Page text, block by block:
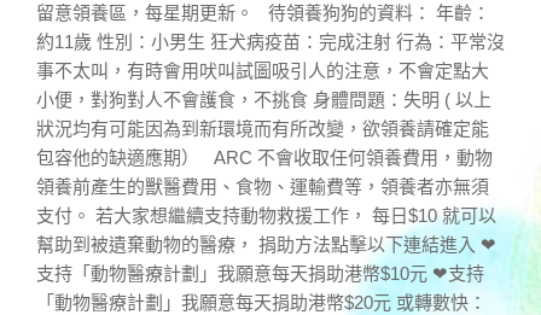
留意領養區，每星期更新。 待領養狗狗的資料： 年齡：
約11歲 性別：小男生 狂犬病疫苗：完成注射 行為：平常沒
事不太叫，有時會用吠叫試圖吸引人的注意，不會定點大
小便，對狗對人不會護食，不挑食 身體問題：失明 ( 以上
狀況均有可能因為到新環境而有所改變，欲領養請確定能
包容他的缺適應期） ARC 不會收取任何領養費用，動物
領養前產生的獸醫費用、食物、運輸費等，領養者亦無須
支付。 若大家想繼續支持動物救援工作， 每日$10 就可以
幫助到被遺棄動物的醫療， 捐助方法點擊以下連結進入 ❤
支持「動物醫療計劃」我願意每天捐助港幣$10元 ❤支持
「動物醫療計劃」我願意每天捐助港幣$20元 或轉數快：